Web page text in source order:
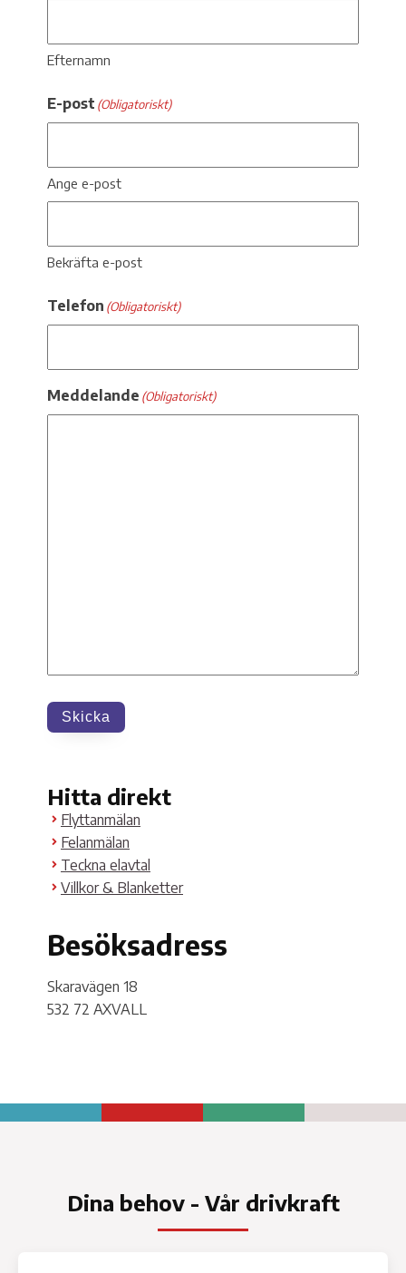
Efternamn
E-post (Obligatoriskt)
Ange e-post
Bekräfta e-post
Telefon (Obligatoriskt)
Meddelande (Obligatoriskt)
Skicka
Hitta direkt
Flyttanmälan
Felanmälan
Teckna elavtal
Villkor & Blanketter
Besöksadress
Skaravägen 18
532 72 AXVALL
Dina behov - Vår drivkraft